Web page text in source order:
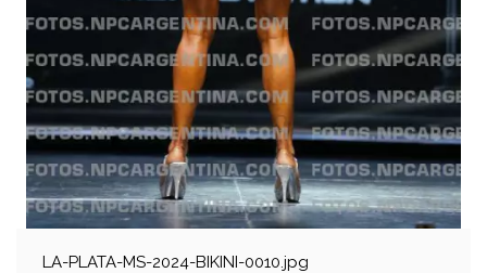
LA-PLATA-MS-2024-BIKINI-0010.jpg